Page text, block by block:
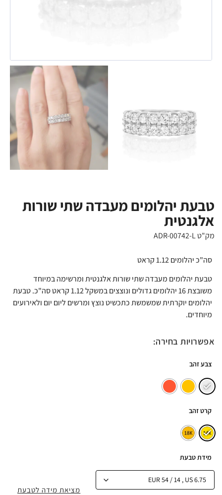
טבעת יהלומים מעבדה שתי שורות
אלגנטית
מק"ט ADR-00742-L
סה"כ יהלומים 1.12 קראט
טבעת יהלומים מעבדה שתי שורות אלגנטית ומרשימה במיוחד
משובצת 16 יהלומים גדולים ונוצצים במשקל 1.12 קראט סה"כ. טבעת
יהלומים יוקרתית שמשמשת כתכשיט נוצץ ומרשים ליום יום ולאירועים
מיוחדים.
אפשרויות בחירה:
צבע זהב
קרט זהב
מידת טבעת
מציאת מידה לטבעת